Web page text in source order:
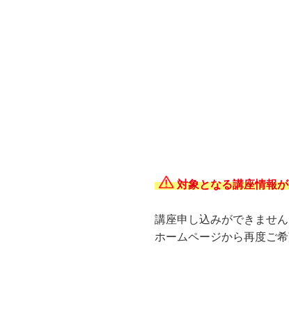
対象となる講座情報
講座申し込みができません
ホームページから再度ご